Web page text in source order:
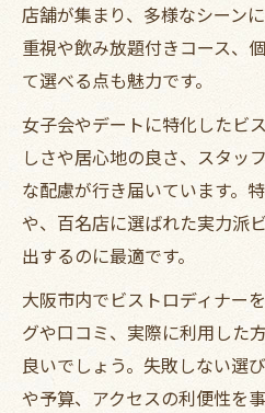
店舗が集まり、多様なシーン
重視や飲み放題付きコース、
て選べる点も魅力です。
女子会やデートに特化したビ
しさや居心地の良さ、スタッ
な配慮が行き届いています。
や、百名店に選ばれた実力派
出するのに最適です。
大阪市内でビストロディナー
グや口コミ、実際に利用した
良いでしょう。失敗しない選
や予算、アクセスの利便性を